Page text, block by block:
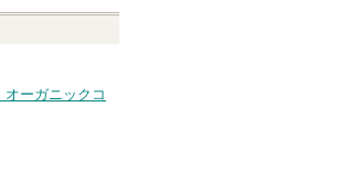
オーガニックコ